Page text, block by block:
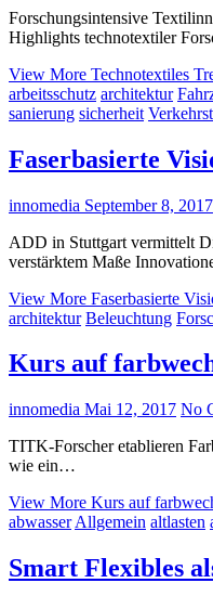
Forschungsintensive
Highlights technotextiler
View More Technotextiles
arbeitsschutz architektur
sanierung sicherheit
Faserbasierte
innomedia September 8, 2017
ADD in Stuttgart vermittelt
verstärktem Maße
View More Faserbasierte
architektur Beleuchtung
Kurs auf
innomedia Mai 12, 2017 No
TITK-Forscher etablieren
wie ein…
View More Kurs auf
abwasser Allgemein altlasten
Smart Flexibles